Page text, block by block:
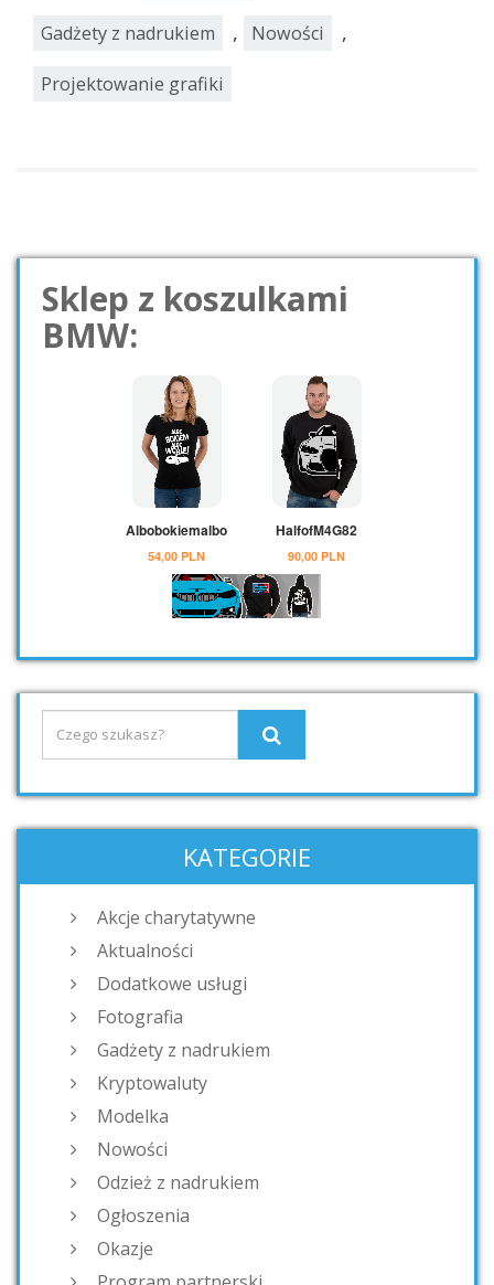
Gadżety z nadrukiem , Nowości ,
Projektowanie grafiki
Sklep z koszulkami
BMW:
KATEGORIE
Akcje charytatywne
Aktualności
Dodatkowe usługi
Fotografia
Gadżety z nadrukiem
Kryptowaluty
Modelka
Nowości
Odzież z nadrukiem
Ogłoszenia
Okazje